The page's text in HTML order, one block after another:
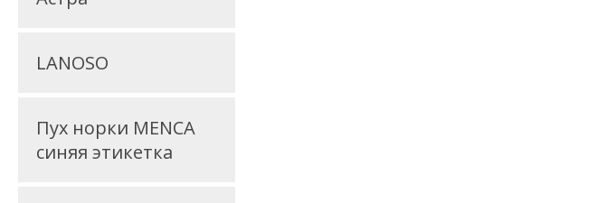
LANOSO
Пух норки MENCA
синяя этикетка